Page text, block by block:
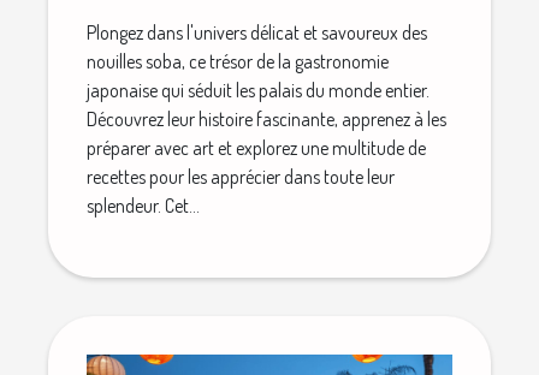
Plongez dans l'univers délicat et savoureux des
nouilles soba, ce trésor de la gastronomie
japonaise qui séduit les palais du monde entier.
Découvrez leur histoire fascinante, apprenez à les
préparer avec art et explorez une multitude de
recettes pour les apprécier dans toute leur
splendeur. Cet...